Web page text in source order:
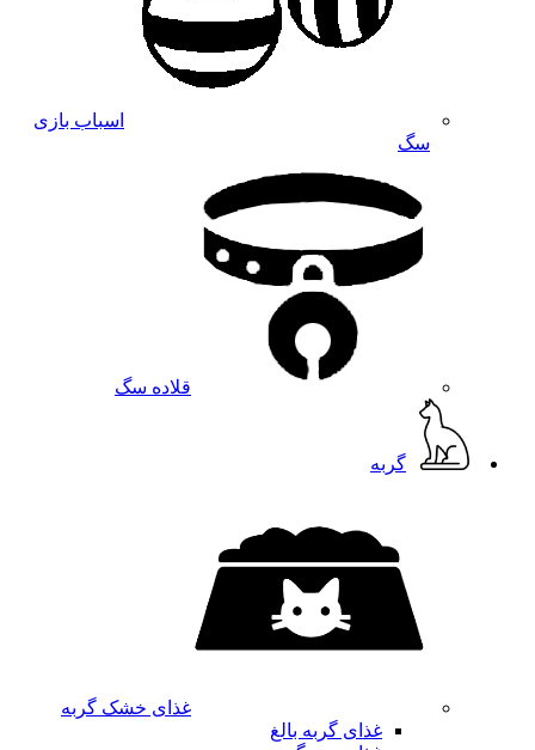
اسباب بازی
سگ
قلاده سگ
گربه
غذای خشک گربه
غذای گربه بالغ